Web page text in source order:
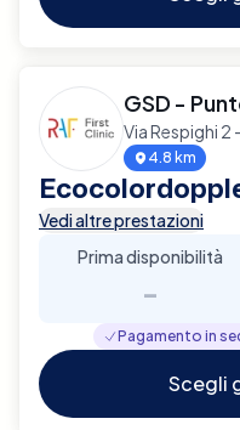
GSD -
Via Respighi 2
4.8 km
Vedi altre prestazioni
Prima disponibilità
-
Pagamento in
Scegli